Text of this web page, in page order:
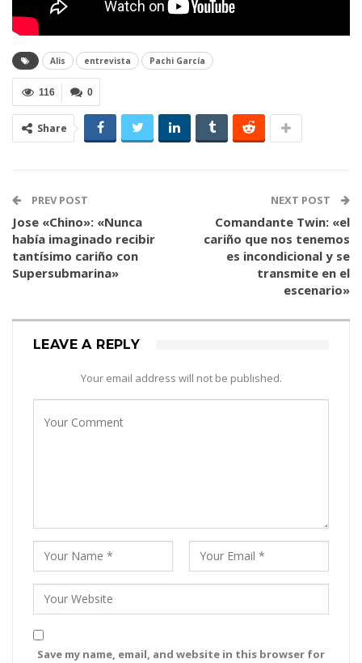
Alis entrevista Pachi García
0
116
Share
PREV POST
Jose «Chino»: «Nunca
había imaginado recibir
tantísimo cariño con
Supersubmarina»
NEXT POST
Comandante Twin: «el
cariño que nos tenemos
es incondicional y se
transmite en el
escenario»
LEAVE A REPLY
Your email address will not be published.
Save my name, email, and website in this browser for